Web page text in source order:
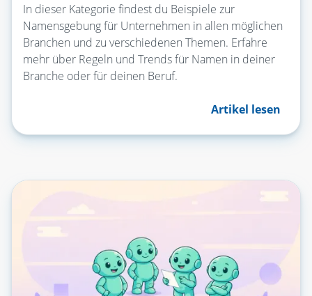
In dieser Kategorie findest du Beispiele zur
Namensgebung für Unternehmen in allen möglichen
Branchen und zu verschiedenen Themen. Erfahre
mehr über Regeln und Trends für Namen in deiner
Branche oder für deinen Beruf.
Artikel lesen